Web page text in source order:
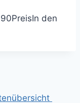
PreisIn den